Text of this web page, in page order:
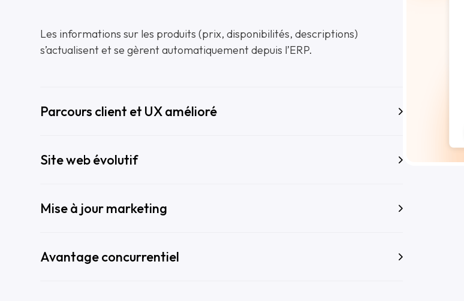
Les informations sur les produits (prix, disponibilités, descriptions)
s’actualisent et se gèrent automatiquement depuis l’ERP.
Parcours client et UX amélioré
Site web évolutif
Mise à jour marketing
Avantage concurrentiel